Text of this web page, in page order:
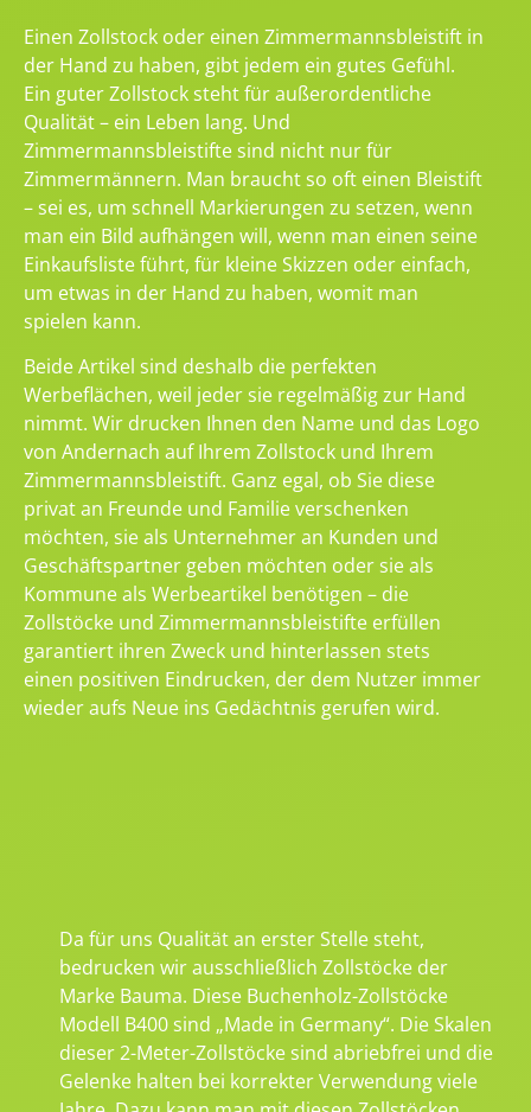
Einen Zollstock oder einen Zimmermannsbleistift in
der Hand zu haben, gibt jedem ein gutes Gefühl.
Ein guter Zollstock steht für außerordentliche
Qualität – ein Leben lang. Und
Zimmermannsbleistifte sind nicht nur für
Zimmermännern. Man braucht so oft einen Bleistift
– sei es, um schnell Markierungen zu setzen, wenn
man ein Bild aufhängen will, wenn man einen seine
Einkaufsliste führt, für kleine Skizzen oder einfach,
um etwas in der Hand zu haben, womit man
spielen kann.
Beide Artikel sind deshalb die perfekten
Werbeflächen, weil jeder sie regelmäßig zur Hand
nimmt. Wir drucken Ihnen den Name und das Logo
von Andernach auf Ihrem Zollstock und Ihrem
Zimmermannsbleistift. Ganz egal, ob Sie diese
privat an Freunde und Familie verschenken
möchten, sie als Unternehmer an Kunden und
Geschäftspartner geben möchten oder sie als
Kommune als Werbeartikel benötigen – die
Zollstöcke und Zimmermannsbleistifte erfüllen
garantiert ihren Zweck und hinterlassen stets
einen positiven Eindrucken, der dem Nutzer immer
wieder aufs Neue ins Gedächtnis gerufen wird.
Da für uns Qualität an erster Stelle steht,
bedrucken wir ausschließlich Zollstöcke der
Marke Bauma. Diese Buchenholz-Zollstöcke
Modell B400 sind „Made in Germany“. Die Skalen
dieser 2-Meter-Zollstöcke sind abriebfrei und die
Gelenke halten bei korrekter Verwendung viele